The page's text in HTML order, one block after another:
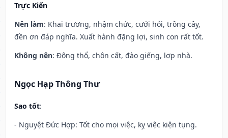
Trực Kiến
Nên làm: Khai trương, nhậm chức, cưới hỏi, trồng cây,
đền ơn đáp nghĩa. Xuất hành đặng lợi, sinh con rất tốt.
Không nên: Động thổ, chôn cất, đào giếng, lợp nhà.
Ngọc Hạp Thông Thư
Sao tốt:
- Nguyệt Đức Hợp: Tốt cho mọi việc, kỵ việc kiện tụng.